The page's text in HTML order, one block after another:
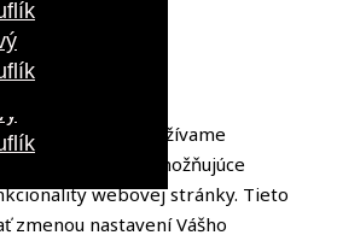
údajov
stránky používame
cookies) umožňujúce
webovej stránky. Tieto
zmenou nastavení Vášho